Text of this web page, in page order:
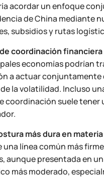
acordar un enfoque
de China mediante
subsidios y rutas
coordinación financiera
economías podrían
a actuar conjuntamente
la volatilidad. Incluso
coordinación suele tener
más dura en
una línea común más
aunque presentada en
más moderado,